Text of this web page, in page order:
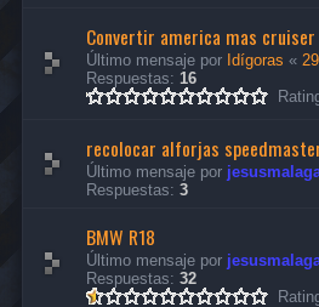
Convertir america mas
Último mensaje por Idígoras «
Respuestas: 16
recolocar alforjas
Último mensaje por
Respuestas: 3
BMW R18
Último mensaje por
Respuestas: 32